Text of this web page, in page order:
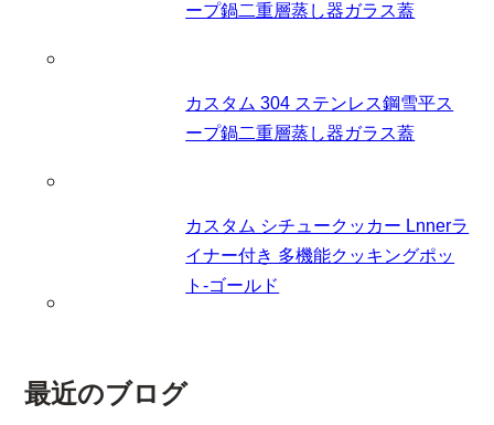
ープ鍋二重層蒸し器ガラス蓋
カスタム 304 ステンレス鋼雪平ス
ープ鍋二重層蒸し器ガラス蓋
カスタム シチュークッカー Lnnerラ
イナー付き 多機能クッキングポッ
ト-ゴールド
最近のブログ